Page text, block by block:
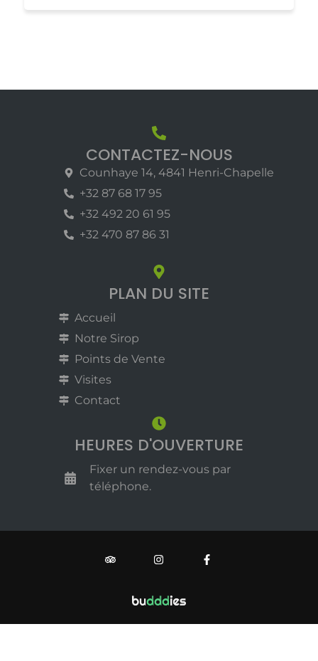
CONTACTEZ-NOUS
Counhaye 14, 4841 Henri-Chapelle
+32 87 68 17 95
+32 492 20 61 95
+32 470 87 86 31
PLAN DU SITE
Accueil
Notre Sirop
Points de Vente
Visites
Contact
HEURES D'OUVERTURE
Fixer un rendez-vous par
téléphone.